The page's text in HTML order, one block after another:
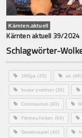
Kärnten.aktuell
Kärnten aktuell 39/2024
Schlagwörter-
180ga (45) ak (48)
beate prettner(38)
Coronavirus (90)
Filmneuheiten (64)
Gewinnspiel (40)